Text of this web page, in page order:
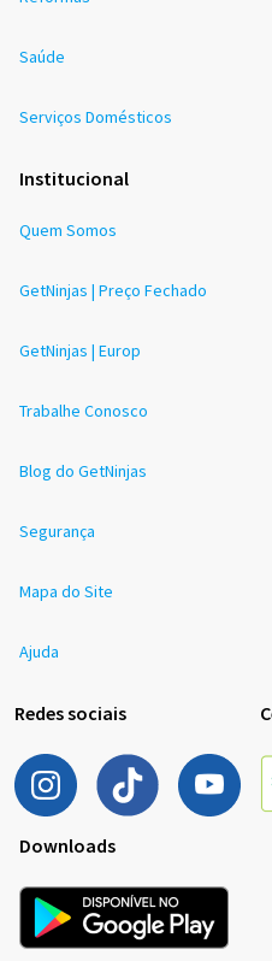
Saúde
Serviços Domésticos
Institucional
Quem Somos
GetNinjas | Preço Fechado
GetNinjas | Europ
Trabalhe Conosco
Blog do GetNinjas
Segurança
Mapa do Site
Ajuda
Redes sociais
Downloads